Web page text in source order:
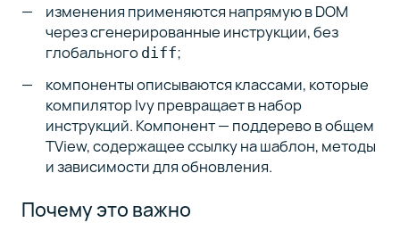
изменения применяются напрямую в DOM
через сгенерированные инструкции, без
глобального diff;
компоненты описываются классами, которые
компилятор Ivy превращает в набор
инструкций. Компонент — поддерево в общем
TView, содержащее ссылку на шаблон, методы
и зависимости для обновления.
Почему это важно